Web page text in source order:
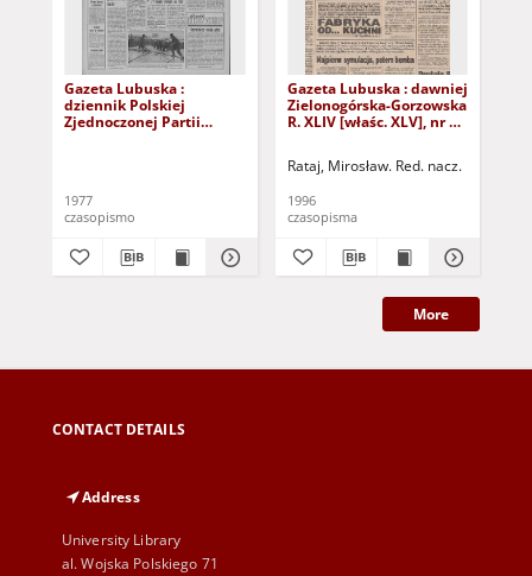
Gazeta Lubuska :
dziennik Polskiej
Zjednoczonej Partii
1977
czasopismo
Gazeta Lubuska : dawniej
Zielonogórska-Gorzowska
R. XLIV [właśc. XLV], nr 52
Rataj, Mirosław. Red. nacz.
1996
czasopisma
More
CONTACT DETAILS
Address
University Library
al. Wojska Polskiego 71